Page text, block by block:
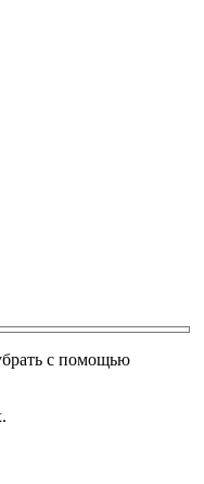
с помощью